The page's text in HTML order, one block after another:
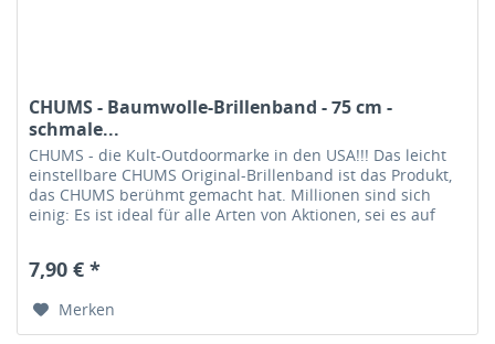
CHUMS - Baumwolle-Brillenband - 75 cm -
schmale...
CHUMS - die Kult-Outdoormarke in den USA!!! Das leicht
einstellbare CHUMS Original-Brillenband ist das Produkt,
das CHUMS berühmt gemacht hat. Millionen sind sich
einig: Es ist ideal für alle Arten von Aktionen, sei es auf
7,90 € *
Merken